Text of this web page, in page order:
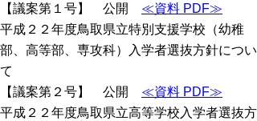
【議案第１号】 公開 ≪資料 PDF≫
平成２２年度鳥取県立特別支援学校（幼稚
部、高等部、専攻科）入学者選抜方針につい
て
【議案第２号】 公開 ≪資料 PDF≫
平成２２年度鳥取県立高等学校入学者選抜方